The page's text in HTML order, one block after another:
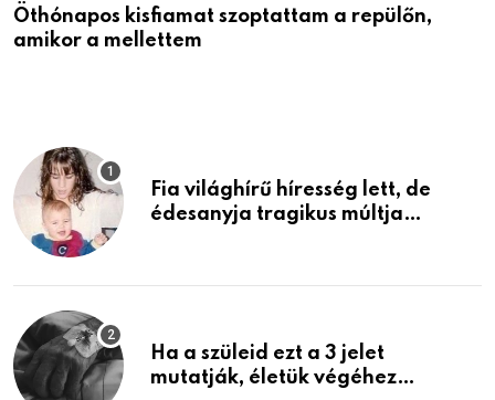
Öthónapos kisfiamat szoptattam a repülőn,
amikor a mellettem
Fia világhírű híresség lett, de
édesanyja tragikus múltja
Ha a szüleid ezt a 3 jelet
mutatják, életük végéhez